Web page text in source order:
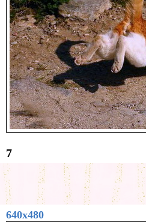
7
640x480